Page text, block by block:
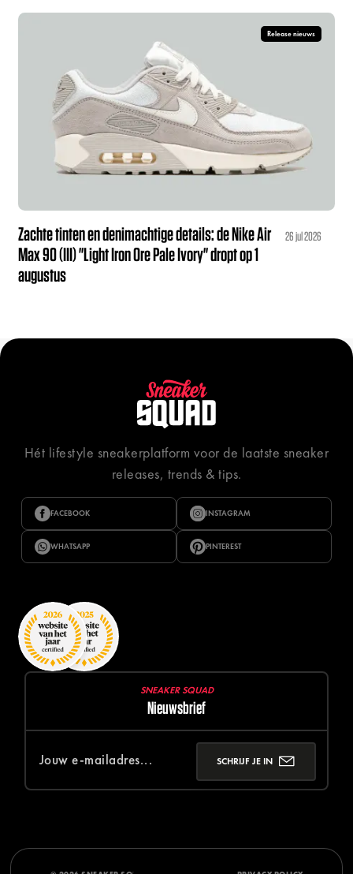
Release nieuws
Zachte tinten en denimachtige details: de Nike Air
Max 90 (III) "Light Iron Ore Pale Ivory" dropt op 1
augustus
26 jul 2026
Hét lifestyle sneakerplatform voor de laatste sneaker
releases, trends & tips.
FACEBOOK INSTAGRAM
WHATSAPP PINTEREST
SNEAKER SQUAD
Nieuwsbrief
SCHRIJF JE IN